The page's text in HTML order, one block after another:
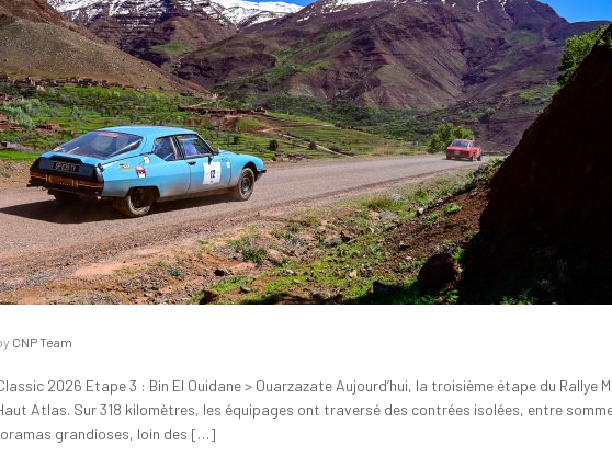
CNP Team
2026 Etape 3 : Bin El Ouidane > Ouarzazate Aujourd’hui, la troisième étape du
Atlas. Sur 318 kilomètres, les équipages ont traversé des contrées isolées, entre
grandioses, loin des […]